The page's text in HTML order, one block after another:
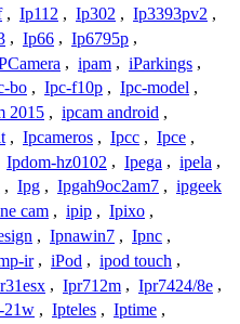
, Ip112 , Ip302 , Ip3393pv2 ,
, Ip66 , Ip6795p ,
, ipam , iParkings ,
bo , Ipc-f10p , Ipc-model ,
2015 , ipcam android ,
, Ipcameros , Ipcc , Ipce ,
Ipdom-hz0102 , Ipega , ipela ,
, Ipg , Ipgah9oc2am7 , ipgeek
cam , ipip , Ipixo ,
, Ipnawin7 , Ipnc ,
ir , iPod , ipod touch ,
, Ipr712m , Ipr7424/8e ,
21w , Ipteles , Iptime ,